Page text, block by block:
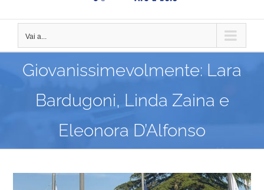
Vai a...
Giovanissimevolmente: Lara
Bardugoni, Linda Zaina e
Eleonora D’Alfonso
Ingrandisci